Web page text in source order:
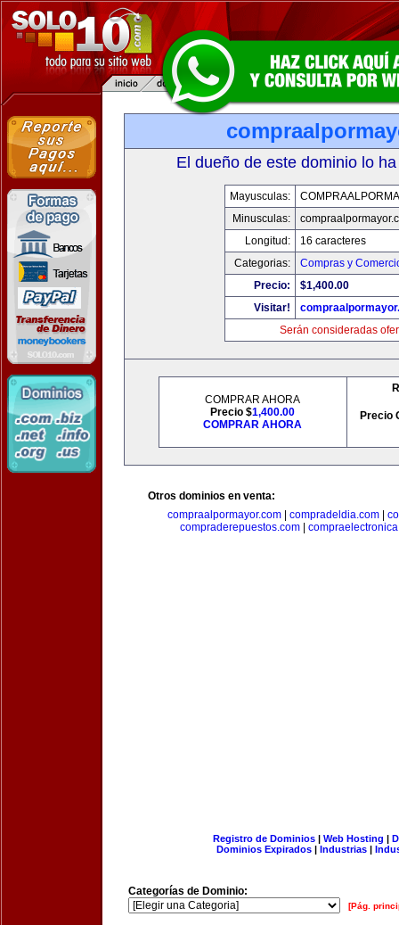
El dueño de este dominio lo
Mayusculas:
Minusculas:
Longitud:
16 caracteres
Categorias:
Compras y
Precio:
$1,400.00
Visitar!
Serán consideradas
COMPRAR AHORA
Precio $1,400.00
COMPRAR AHORA
Precio
Otros dominios en venta:
compraalpormayor.com| compradeldia.com|
compraderepuestos.com|
Registro de Dominios| Web Hosting |
Dominios Expirados | Industrias |
Categorías de Dominio:
[Pág.